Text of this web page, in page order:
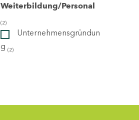
Weiterbildung/Personal
(2)
Unternehmensgründun
g (2)